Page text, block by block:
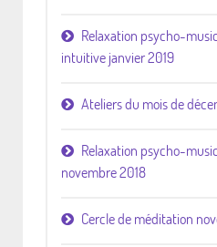
Relaxation psycho-
intuitive janvier 2019
Ateliers du mois de
Relaxation psycho-
novembre 2018
Cercle de méditation